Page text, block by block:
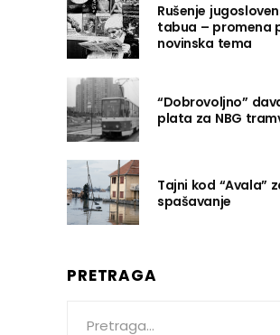
Rušenje
tabua – promena
novinska tema
“Dobrovoljno”
plata za NBG
Tajni kod “Avala”
spašavanje
PRETRAGA